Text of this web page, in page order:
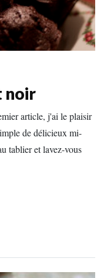
noir
article, j'ai le plaisir
de délicieux mi-
tablier et lavez-vous